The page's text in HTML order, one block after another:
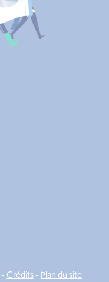
- Crédits- Plan du site